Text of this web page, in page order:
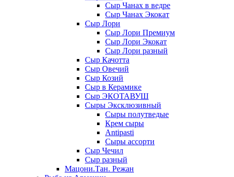
Сыр Чанах в ведре
Сыр Чанах Экокат
Сыр Лори
Сыр Лори Премиум
Сыр Лори Экокат
Сыр Лори разный
Сыр Качотта
Сыр Овечий
Сыр Козий
Сыр в Керамике
Сыр ЭКОТАВУШ
Сыры Эксклюзивный
Сыры полутведые
Крем сыры
Antipasti
Сыры ассорти
Сыр Чечил
Сыр разный
Мацони.Тан. Режан